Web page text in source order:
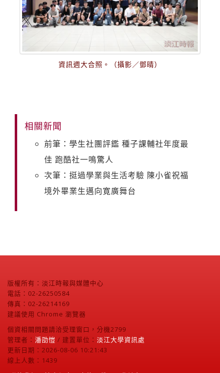
資訊週大合照。（攝影／鄧晴）
相關新聞
前筆：學生社團評鑑 種子課輔社年度最
佳 跑酷社一鳴驚人
次筆：挺過學業與生活考驗 陳小雀祝福
境外畢業生邁向寛廣舞台
版權所有：淡江時報與媒體中心
電話：02-26250584
傳真：02-26214169
建議使用 Chrome 瀏覽器
個資相關問題請洽受理窗口，分機2799
管理者： 潘劭愷 / 建置單位： 淡江大學資訊處
更新日期：2026-08-06 10:21:43
線上人數：1439